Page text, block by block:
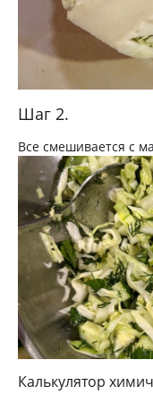
Шаг 2.
Все смешивается с
Калькулятор